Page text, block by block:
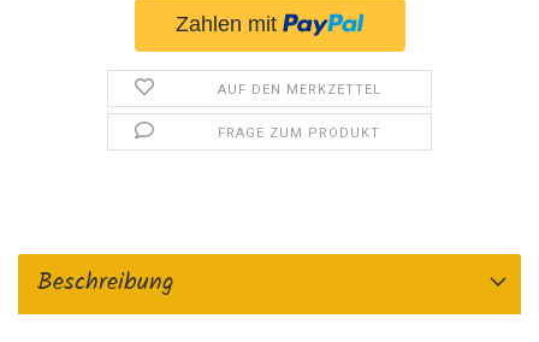
AUF DEN MERKZETTEL
FRAGE ZUM PRODUKT
Beschreibung